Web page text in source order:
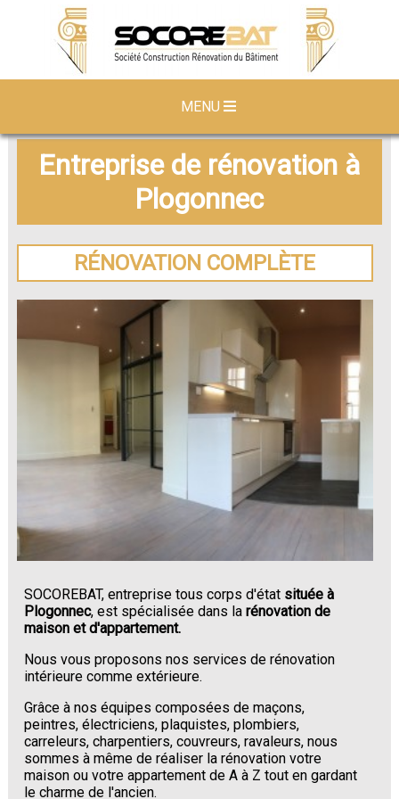
MENU
Entreprise de rénovation à
Plogonnec
RÉNOVATION COMPLÈTE
SOCOREBAT, entreprise tous corps d'état située à
Plogonnec, est spécialisée dans larénovation de
maison et d'appartement.
Nous vous proposons nos services de rénovation
intérieure comme extérieure.
Grâce à nos équipes composées de maçons,
peintres, électriciens, plaquistes, plombiers,
carreleurs, charpentiers, couvreurs, ravaleurs, nous
sommes à même de réaliser la rénovation votre
maison ou votre appartement de A à Z tout en gardant
le charme de l'ancien.